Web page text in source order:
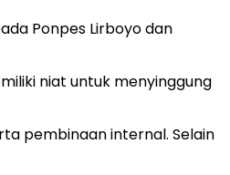
Ponpes Lirboyo dan
niat untuk menyinggung
pembinaan internal. Selain